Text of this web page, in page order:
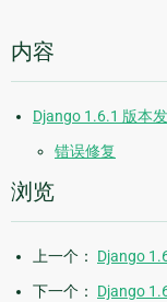
内容
Django 1.6.1 版本
错误修复
浏览
上一个： Django
下一个： Django